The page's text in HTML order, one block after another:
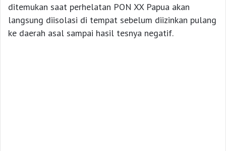
ditemukan saat perhelatan PON XX Papua akan
langsung diisolasi di tempat sebelum diizinkan pulang
ke daerah asal sampai hasil tesnya negatif.